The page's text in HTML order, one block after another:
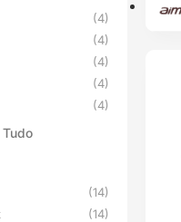
ESGOTADO
(4)
(4)
(4)
(4)
(4)
(14)
(14)